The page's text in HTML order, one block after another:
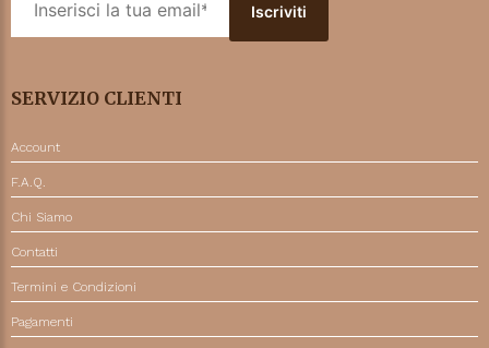
SERVIZIO CLIENTI
Account
F.A.Q.
Chi Siamo
Contatti
Termini e Condizioni
Pagamenti